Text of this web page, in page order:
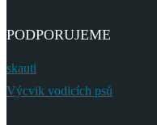
PODPORUJEME
skauti
Výcvik vodicích psů